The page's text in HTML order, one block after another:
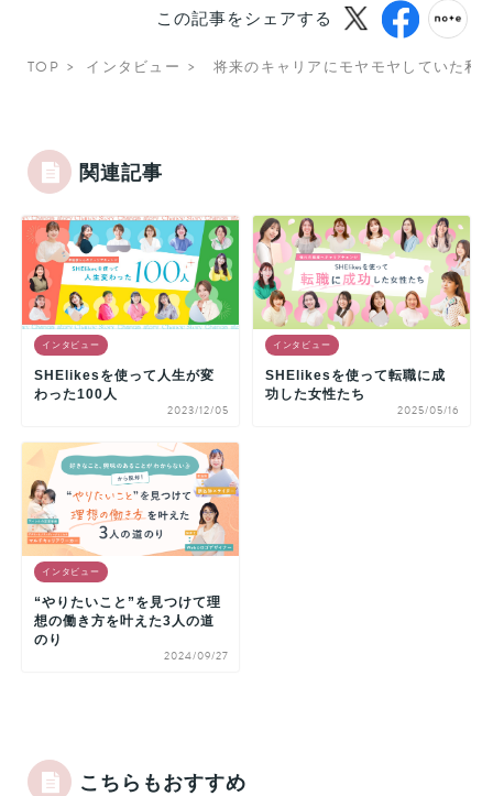
この記事をシェアする
TOP インタビュー 将来のキャリアにモヤモヤしていた私
関連記事
インタビュー
SHElikesを使って人生が変
わった100人
2023/12/05
インタビュー
SHElikesを使って転職に成
功した女性たち
2025/05/16
インタビュー
“やりたいこと”を見つけて理
想の働き方を叶えた3人の道
のり
2024/09/27
こちらもおすすめ